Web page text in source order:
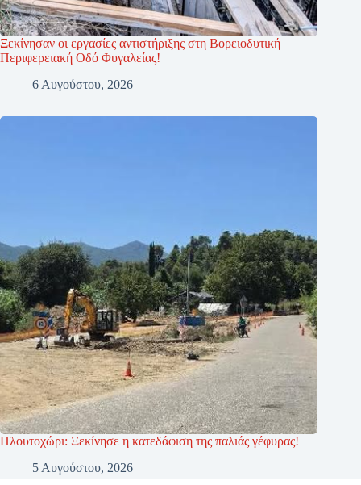
Ξεκίνησαν οι εργασίες αντιστήριξης στη Βορειοδυτική
Περιφερειακή Οδό Φυγαλείας!
6 Αυγούστου, 2026
Πλουτοχώρι: Ξεκίνησε η κατεδάφιση της παλιάς γέφυρας!
5 Αυγούστου, 2026